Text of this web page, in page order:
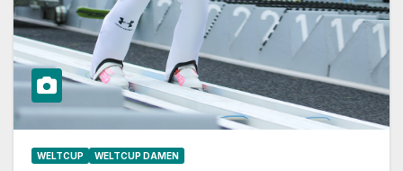
WELTCUP WELTCUP DAMEN